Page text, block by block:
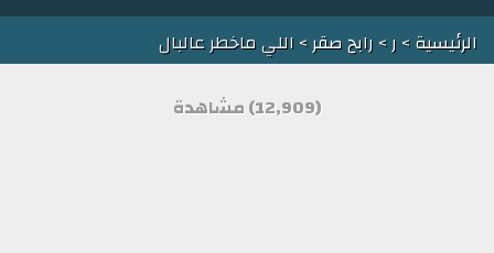
الرئيسية> ر> رابح صقر> اللي ماخطر عالبال
(12,909) مشاهدة